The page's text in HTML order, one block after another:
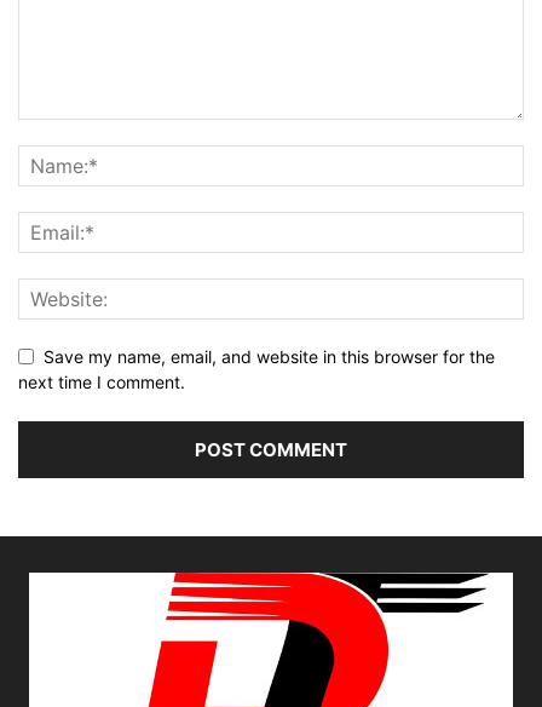
Save my name, email, and website in this browser for the
next time I comment.